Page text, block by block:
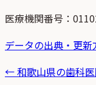
医療機関番号：
データの出典・更新
←和歌山県の歯科